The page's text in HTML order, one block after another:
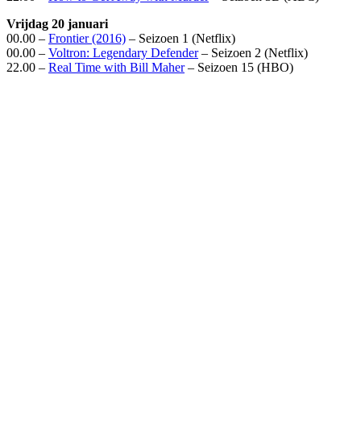
Vrijdag 20 januari
00.00 – Frontier (2016) – Seizoen 1 (Netflix)
00.00 – Voltron: Legendary Defender– Seizoen 2 (Netflix)
22.00 – Real Time with Bill Maher– Seizoen 15 (HBO)